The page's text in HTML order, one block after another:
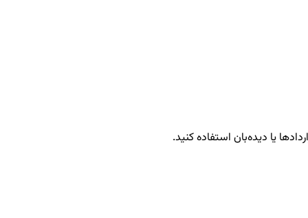
یا دیده‌بان استفاده کنید.